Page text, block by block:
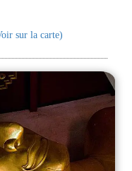
sur la carte)